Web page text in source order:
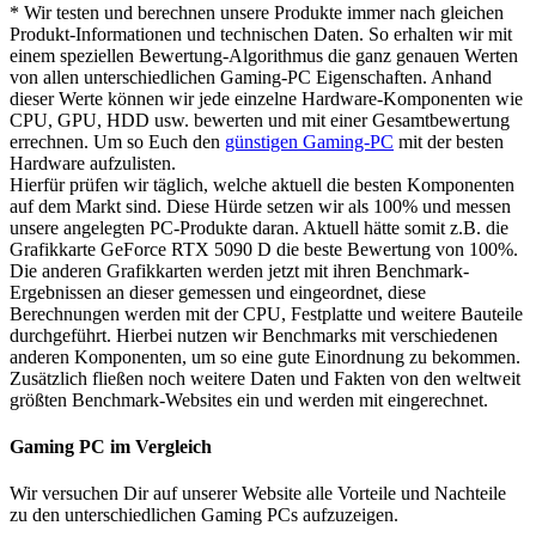
* Wir testen und berechnen unsere Produkte immer nach gleichen
Produkt-Informationen und technischen Daten. So erhalten wir mit
einem speziellen Bewertung-Algorithmus die ganz genauen Werten
von allen unterschiedlichen Gaming-PC Eigenschaften. Anhand
dieser Werte können wir jede einzelne Hardware-Komponenten wie
CPU, GPU, HDD usw. bewerten und mit einer Gesamtbewertung
errechnen. Um so Euch den günstigen Gaming-PC mit der besten
Hardware aufzulisten.
Hierfür prüfen wir täglich, welche aktuell die besten Komponenten
auf dem Markt sind. Diese Hürde setzen wir als 100% und messen
unsere angelegten PC-Produkte daran. Aktuell hätte somit z.B. die
Grafikkarte GeForce RTX 5090 D die beste Bewertung von 100%.
Die anderen Grafikkarten werden jetzt mit ihren Benchmark-
Ergebnissen an dieser gemessen und eingeordnet, diese
Berechnungen werden mit der CPU, Festplatte und weitere Bauteile
durchgeführt. Hierbei nutzen wir Benchmarks mit verschiedenen
anderen Komponenten, um so eine gute Einordnung zu bekommen.
Zusätzlich fließen noch weitere Daten und Fakten von den weltweit
größten Benchmark-Websites ein und werden mit eingerechnet.
Gaming PC im Vergleich
Wir versuchen Dir auf unserer Website alle Vorteile und Nachteile
zu den unterschiedlichen Gaming PCs aufzuzeigen.